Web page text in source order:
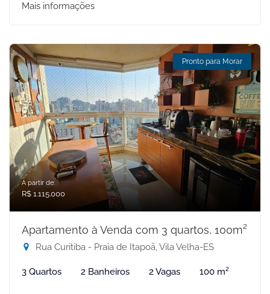
Mais informações
Pronto para Morar
A partir de:
R$ 1.115.000
Apartamento à Venda com 3 quartos, 100m²
Rua Curitiba - Praia de Itapoã, Vila Velha-ES
3 Quartos 2 Banheiros 2 Vagas 100 m²